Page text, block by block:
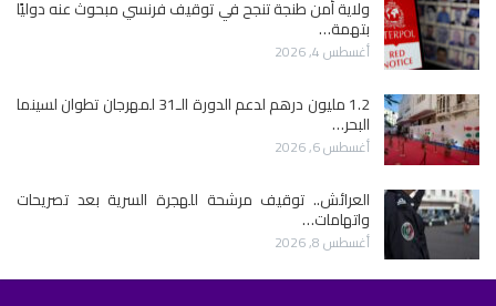
ولاية أمن طنجة تنجح في توقيف فرنسي مبحوث عنه دوليًا
بتهمة…
أغسطس 4, 2026
1.2 مليون درهم لدعم الدورة الـ31 لمهرجان تطوان لسينما
البحر…
أغسطس 6, 2026
العرائش.. توقيف مرشحة للهجرة السرية بعد تصريحات
واتهامات…
أغسطس 8, 2026